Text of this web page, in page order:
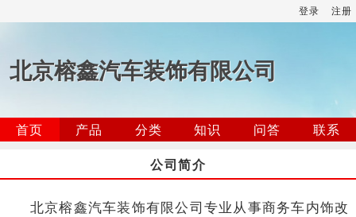
登录 注册
北京榕鑫汽车装饰有限公司
首页 产品 分类 知识 问答
联系
公司简介
北京榕鑫汽车装饰有限公司专业从事商务车内饰改